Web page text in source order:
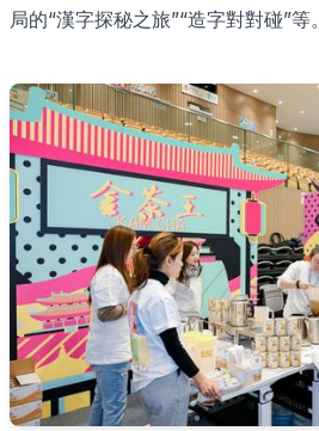
局的“漢字探秘之旅”“造字對對碰”等。